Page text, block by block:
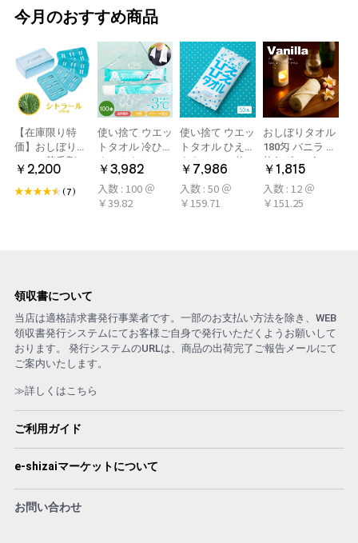
今月のおすすめ商品
【在庫限り特
価】おしぼり用
アロマ芳香剤
LARME(ラルム)
シトラール 旧デ
￥2,200
(7)
使い捨て ウエッ
トタオル 冷ひや
ネックタオル
50本×2パック
100本 冷感タオ
ル 首 個包装 日
￥3,982
入数 : 100 ＠
￥39.82
使い捨て ウエッ
トタオル ひえひ
えタオル 50枚
冷感タオル ミン
ト アロマおしぼ
り
￥7,986
入数 : 50 ＠
￥159.71
おしぼりタオル
180匁 バニラ 12
枚(1ダース)
￥1,815
入数 : 12 ＠
￥151.25
領収書について
当店は適格請求書発行事業者です。一部のお支払い方法を除き、WEB
領収書発行システムにてお客様ご自身で発行いただくようお願いして
おります。 発行システムのURLは、商品の出荷完了ご報告メールにて
ご案内いたします。
≫詳しくはこちら
ご利用ガイド
e-shizaiマーケットについて
お問い合わせ